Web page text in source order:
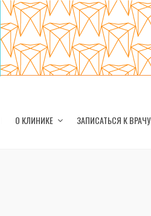
О КЛИНИКЕ ЗАПИСАТЬСЯ К ВРАЧУ